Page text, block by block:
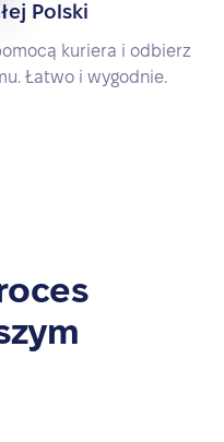
Polski
kuriera i odbierz
Łatwo i wygodnie.